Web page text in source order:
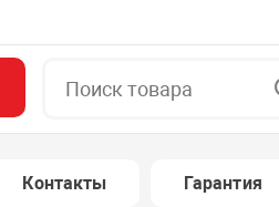
Контакты Гарантия